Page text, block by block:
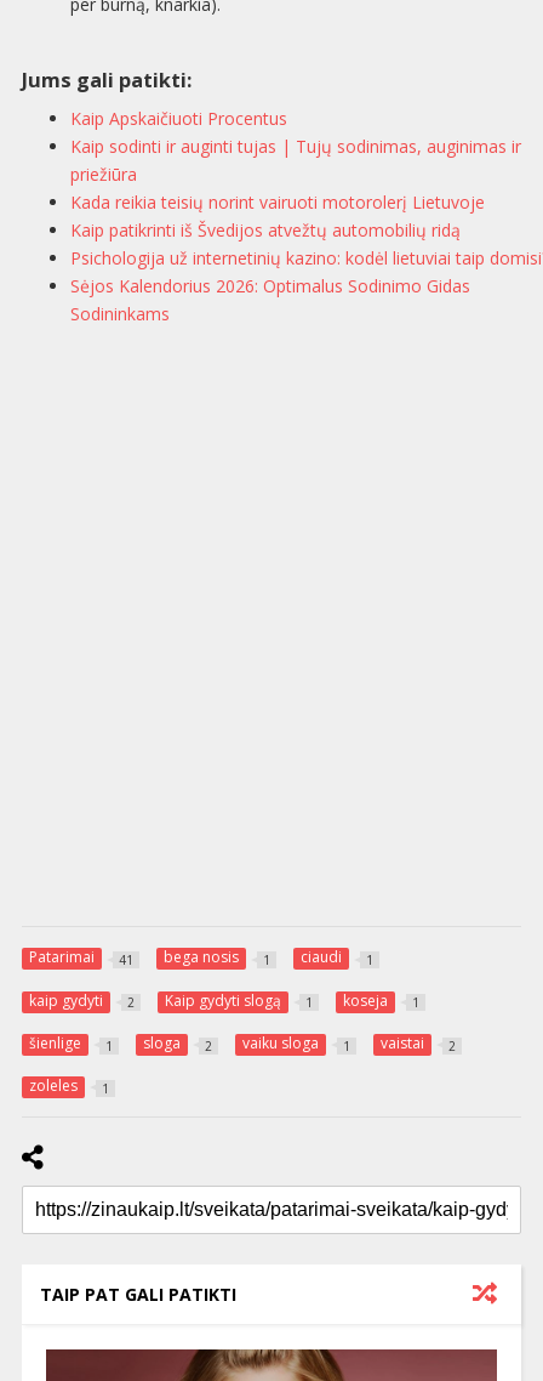
Jums gali patikti:
Kaip Apskaičiuoti Procentus
Kaip sodinti ir auginti tujas | Tujų sodinimas, auginimas ir
priežiūra
Kada reikia teisių norint vairuoti motorolerį Lietuvoje
Kaip patikrinti iš Švedijos atvežtų automobilių ridą
Psichologija už internetinių kazino: kodėl lietuviai taip
Sėjos Kalendorius 2026: Optimalus Sodinimo Gidas
Sodininkams
Patarimai 41 bega nosis 1 ciaudi 1
kaip gydyti 2 Kaip gydyti slogą 1 koseja 1
šienlige 1 sloga 2 vaiku sloga 1 vaistai 2
zoleles 1
TAIP PAT GALI PATIKTI